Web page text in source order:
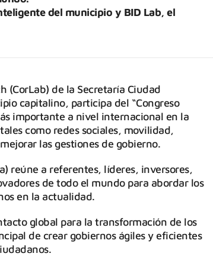
del municipio y BID Lab, el
(CorLab) de la Secretaría Ciudad
capitalino, participa del “Congreso
importante a nivel internacional en la
como redes sociales, movilidad,
las gestiones de gobierno.
reúne a referentes, líderes, inversores,
de todo el mundo para abordar los
en la actualidad.
global para la transformación de los
de crear gobiernos ágiles y eficientes